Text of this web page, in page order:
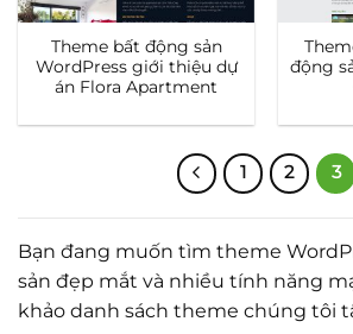
Theme bất động sản
WordPress giới thiệu dự
án Flora Apartment
động
1 2 3
Bạn đang muốn tìm theme
sản đẹp mắt và nhiều tính năng
khảo danh sách theme chúng tôi